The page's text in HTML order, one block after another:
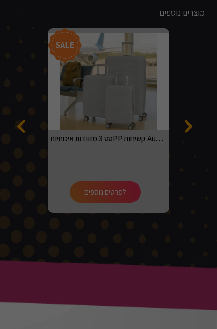
מוצרים נוספים
סט 3 מזוודות איכותיותPP קשיחות Australian adventurer בגדלים 20, 24, 28 בצבע אפור בהיר
לפרטים נוספים